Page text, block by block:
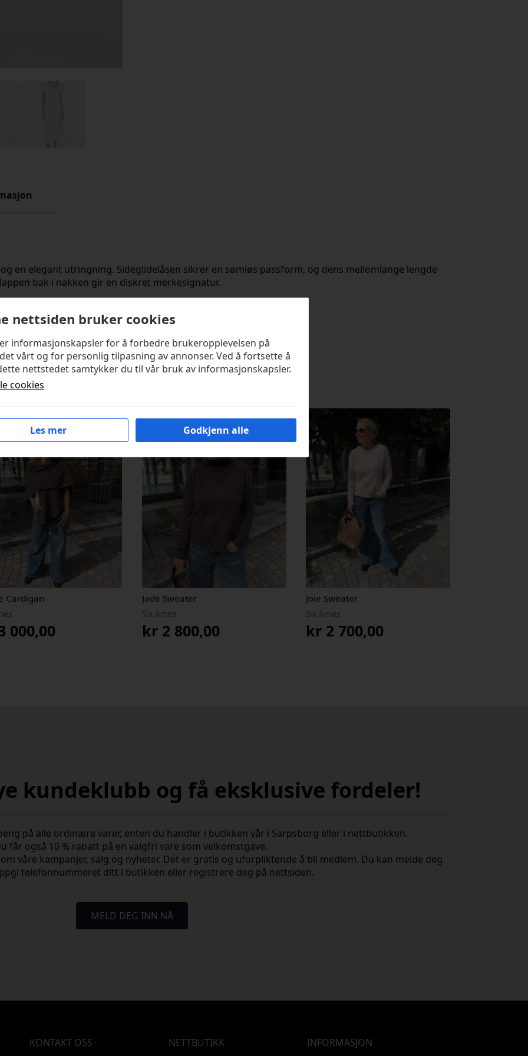
en elegant utringning. Sideglidelåsen sikrer en sømløs passform, og dens mellomlange lengde
bak i nakken gir en diskret merkesignatur.
34.
% viskose, 3 % elastan.
Cardigan
000,00
Jade Sweater
Six Ámes
kr2 800,00
Joie Sweater
Six Ámes
kr 2 700,00
kundeklubb og få eksklusive fordeler!
på alle ordinære varer, enten du handler i butikken vår i Sarpsborg eller i nettbutikken.
får også 10 % rabatt på en valgfri vare som velkomstgave.
våre kampanjer, salg og nyheter. Det er gratis og uforpliktende å bli medlem. Du kan melde deg
telefonnummeret ditt i butikken eller registrere deg på nettsiden.
MELD DEG INN NÅ
KONTAKT OSS NETTBUTIKK INFORMASJON
nettsiden bruker cookies
informasjonskapsler for å forbedre brukeropplevelsen på
vårt og for personlig tilpasning av annonser. Ved å fortsette å
nettstedet samtykker du til vår bruk av informasjonskapsler.
cookies
Les mer Godkjenn alle